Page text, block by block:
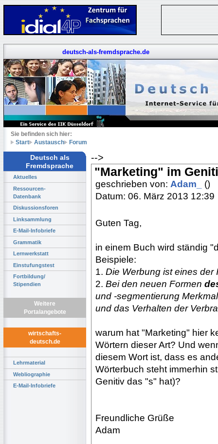
deutsch-als-fremdsprache.de
Sie befinden sich hier:
Start
Austausch Forum
Deutsch als
Fremdsprache
Aktuelles
Ressourcen-
Datenbank
Diskussionsforen
Linksammlung
E-Mail-Infobriefe
Grammatik
Lernwerkstatt
Einstufungstest
Fortbildung/
Stipendien
Weitere
Portalangebote
wirtschafts-
deutsch.de
Lehrmaterial
Webliographie
E-Mail-Infobriefe
-->
"Marketing" im
geschrieben von: Adam_ ()
Datum: 06. März 2013 12:39
Guten Tag,
in einem Buch wird ständig
Beispiele:
1. Die Werbung ist eines
2. Bei den neuen Formen
und -segmentierung
und das Verhalten der
warum hat "Marketing" hier
Wörtern dieser Art? Und
diesem Wort ist, dass es
Wörterbuch steht immerhin
Genitiv das "s" hat)?
Freundliche Grüße
Adam